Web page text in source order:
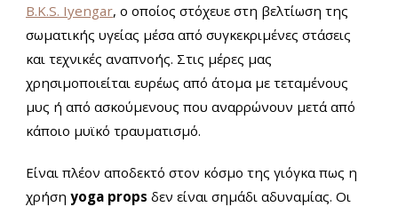
B.K.S. Iyengar, ο οποίος στόχευε στη βελτίωση της
σωματικής υγείας μέσα από συγκεκριμένες στάσεις
και τεχνικές αναπνοής. Στις μέρες μας
χρησιμοποιείται ευρέως από άτομα με τεταμένους
μυς ή από ασκούμενους που αναρρώνουν μετά από
κάποιο μυϊκό τραυματισμό.
Είναι πλέον αποδεκτό στον κόσμο της γιόγκα πως η
χρήση yoga props δεν είναι σημάδι αδυναμίας. Οι